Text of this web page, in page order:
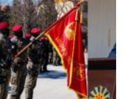
или против“ на ТВ Алфа.